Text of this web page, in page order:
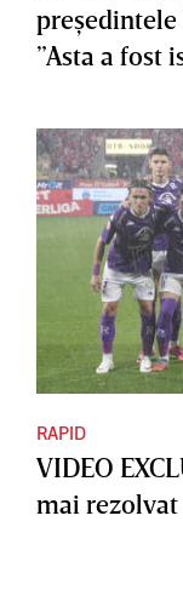
”Asta a fost
RAPID
VIDEO
mai